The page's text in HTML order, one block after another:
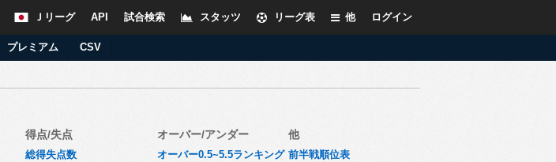
ログイン
他
リーグ表
スタッツ
試合検索
API
Ｊリーグ
プレミアム CSV
得点/失点
総得失点数
オーバー/アンダー
オーバー0.5~5.5ランキング
他
前半戦順位表